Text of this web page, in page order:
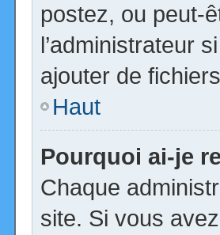
postez, ou peut-
l’administrateur
ajouter de
Haut
Pourquoi ai-je
Chaque
site. Si vous